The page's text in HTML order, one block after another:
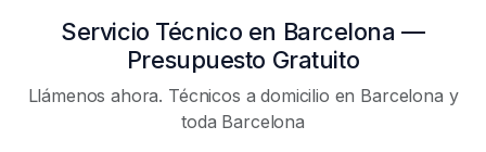
Servicio Técnico en Barcelona —
Presupuesto Gratuito
Llámenos ahora. Técnicos a domicilio en Barcelona y
toda Barcelona